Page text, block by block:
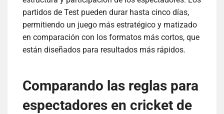
partidos de Test pueden durar hasta cinco días,
permitiendo un juego más estratégico y matizado
en comparación con los formatos más cortos, que
están diseñados para resultados más rápidos.
Comparando las reglas para
espectadores en cricket de